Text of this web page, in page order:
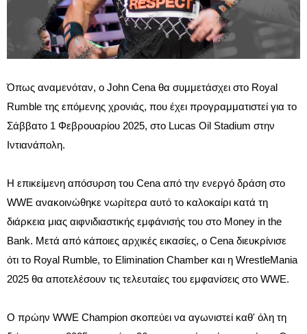
Όπως αναμενόταν, ο John Cena θα συμμετάσχει στο Royal
Rumble της επόμενης χρονιάς, που έχει προγραμματιστεί για το
Σάββατο 1 Φεβρουαρίου 2025, στο Lucas Oil Stadium στην
Ιντιανάπολη.
Η επικείμενη απόσυρση του Cena από την ενεργό δράση στο
WWE ανακοινώθηκε νωρίτερα αυτό το καλοκαίρι κατά τη
διάρκεια μιας αιφνιδιαστικής εμφάνισής του στο Money in the
Bank. Μετά από κάποιες αρχικές εικασίες, ο Cena διευκρίνισε
ότι το Royal Rumble, το Elimination Chamber και η WrestleMania
2025 θα αποτελέσουν τις τελευταίες του εμφανίσεις στο WWE.
Ο πρώην WWE Champion σκοπεύει να αγωνιστεί καθ' όλη τη